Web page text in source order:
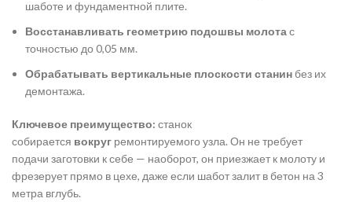
шаботе и фундаментной плите.
Восстанавливать геометрию подошвы молотас
точностью до 0,05 мм.
Обрабатывать вертикальные плоскости станин без их
демонтажа.
Ключевое преимущество: станок
собирается вокруг ремонтируемого узла. Он не требует
подачи заготовки к себе — наоборот, он приезжает к молоту и
фрезерует прямо в цехе, даже если шабот залит в бетон на 3
метра вглубь.